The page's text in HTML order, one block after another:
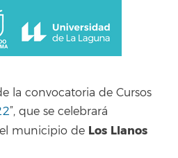
la convocatoria de Cursos
”, que se celebrará
municipio de Los Llanos